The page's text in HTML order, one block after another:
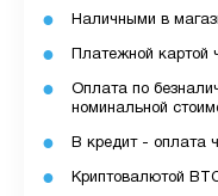
Наличными в
Платежной картой
Оплата по
номинальной
В кредит - оплата
Криптовалютой